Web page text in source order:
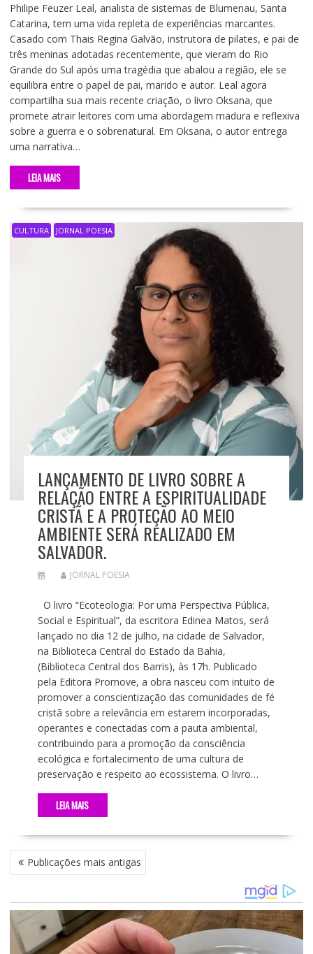
Philipe Feuzer Leal, analista de sistemas de Blumenau, Santa
Catarina, tem uma vida repleta de experiências marcantes.
Casado com Thais Regina Galvão, instrutora de pilates, e pai de
três meninas adotadas recentemente, que vieram do Rio
Grande do Sul após uma tragédia que abalou a região, ele se
equilibra entre o papel de pai, marido e autor. Leal agora
compartilha sua mais recente criação, o livro Oksana, que
promete atrair leitores com uma abordagem madura e reflexiva
sobre a guerra e o sobrenatural. Em Oksana, o autor entrega
uma narrativa…
LEIA MAIS
CULTURA JORNAL POESIA
LANÇAMENTO DE LIVRO SOBRE A
RELAÇÃO ENTRE A ESPIRITUALIDADE
CRISTÃ E A PROTEÇÃO AO MEIO
AMBIENTE SERÁ REALIZADO EM
SALVADOR.
JORNAL POESIA
O livro “Ecoteologia: Por uma Perspectiva Pública,
Social e Espiritual”, da escritora Edinea Matos, será
lançado no dia 12 de julho, na cidade de Salvador,
na Biblioteca Central do Estado da Bahia,
(Biblioteca Central dos Barris), às 17h. Publicado
pela Editora Promove, a obra nasceu com intuito de
promover a conscientização das comunidades de fé
cristã sobre a relevância em estarem incorporadas,
operantes e conectadas com a pauta ambiental,
contribuindo para a promoção da consciência
ecológica e fortalecimento de uma cultura de
preservação e respeito ao ecossistema. O livro…
LEIA MAIS
N
A
E
G
A
Publicações mais antigas